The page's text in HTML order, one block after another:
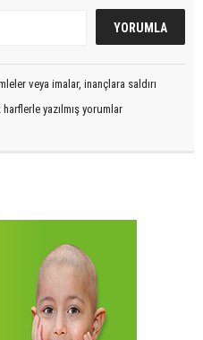
veya imalar, inançlara saldırı
yazılmış yorumlar